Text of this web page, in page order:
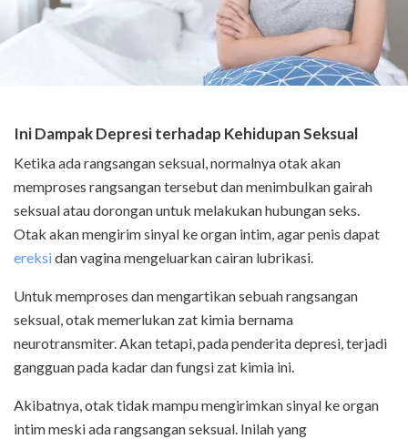
Ini Dampak Depresi terhadap Kehidupan Seksual
Ketika ada rangsangan seksual, normalnya otak akan
memproses rangsangan tersebut dan menimbulkan gairah
seksual atau dorongan untuk melakukan hubungan seks.
Otak akan mengirim sinyal ke organ intim, agar penis dapat
ereksidan vagina mengeluarkan cairan lubrikasi.
Untuk memproses dan mengartikan sebuah rangsangan
seksual, otak memerlukan zat kimia bernama
neurotransmiter. Akan tetapi, pada penderita depresi, terjadi
gangguan pada kadar dan fungsi zat kimia ini.
Akibatnya, otak tidak mampu mengirimkan sinyal ke organ
intim meski ada rangsangan seksual. Inilah yang